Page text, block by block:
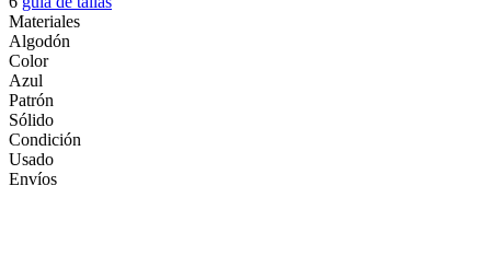
Materiales
Algodón
Color
Azul
Patrón
Sólido
Condición
Usado
Envíos